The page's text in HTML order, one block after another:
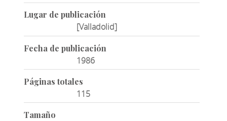
Lugar de publicación
[Valladolid]
Fecha de publicación
1986
Páginas totales
115
Tamaño